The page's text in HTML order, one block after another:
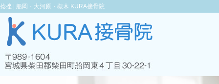
捻挫 | 船岡・大河原・槻木 KURA接骨院